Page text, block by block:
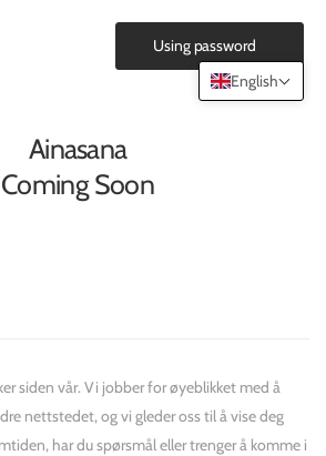
Ainasana
Coming Soon
siden vår. Vi jobber for øyeblikket med å
nettstedet, og vi gleder oss til å vise deg
har du spørsmål eller trenger å komme i
Using password
English